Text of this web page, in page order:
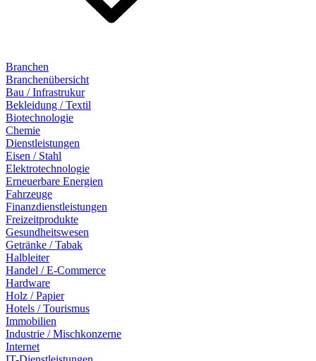
Branchen
Branchenübersicht
Bau / Infrastrukur
Bekleidung / Textil
Biotechnologie
Chemie
Dienstleistungen
Eisen / Stahl
Elektrotechnologie
Erneuerbare Energien
Fahrzeuge
Finanzdienstleistungen
Freizeitprodukte
Gesundheitswesen
Getränke / Tabak
Halbleiter
Handel / E-Commerce
Hardware
Holz / Papier
Hotels / Tourismus
Immobilien
Industrie / Mischkonzerne
Internet